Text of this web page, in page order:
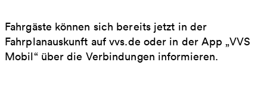
Fahrgäste können sich bereits jetzt in der
Fahrplanauskunft auf vvs.de oder in der App „VVS
Mobil“ über die Verbindungen informieren.